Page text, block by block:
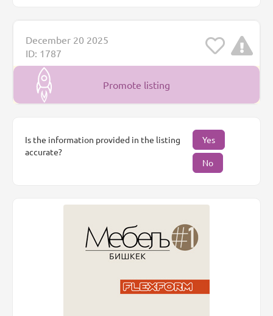
December 20 2025
ID: 1787
Promote listing
Is the information provided in the listing
accurate?
Yes
No